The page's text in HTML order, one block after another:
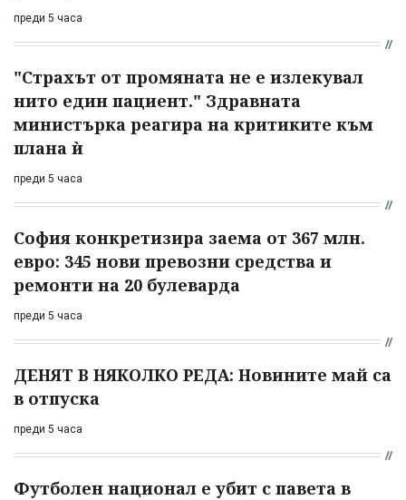
преди 5 часа
"Страхът от промяната не е излекувал
нито един пациент." Здравната
министърка реагира на критиките към
плана ѝ
преди 5 часа
София конкретизира заема от 367 млн.
евро: 345 нови превозни средства и
ремонти на 20 булеварда
преди 5 часа
ДЕНЯТ В НЯКОЛКО РЕДА: Новините май са
в отпуска
преди 5 часа
Футболен национал е убит с павета в